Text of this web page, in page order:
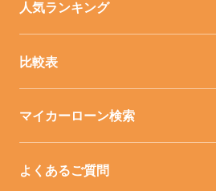
人気ランキング
比較表
マイカーローン検索
よくあるご質問